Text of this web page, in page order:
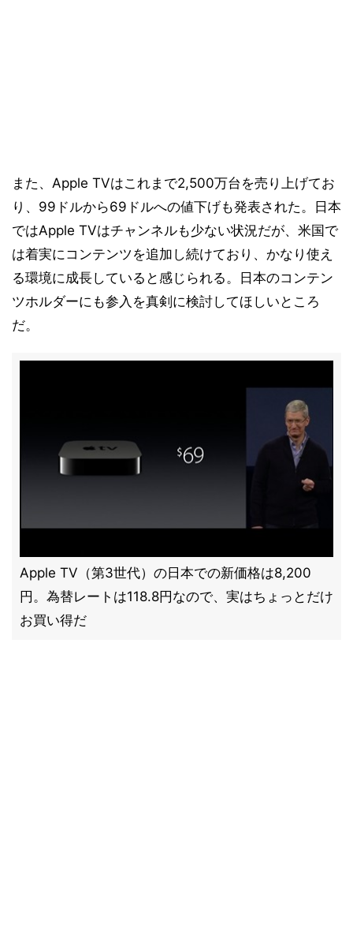
また、Apple TVはこれまで2,500万台を売り上げてお
り、99ドルから69ドルへの値下げも発表された。日本
ではApple TVはチャンネルも少ない状況だが、米国で
は着実にコンテンツを追加し続けており、かなり使え
る環境に成長していると感じられる。日本のコンテン
ツホルダーにも参入を真剣に検討してほしいところ
だ。
Apple TV（第3世代）の日本での新価格は8,200
円。為替レートは118.8円なので、実はちょっとだけ
お買い得だ